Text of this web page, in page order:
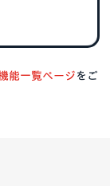
能一覧ページ をご